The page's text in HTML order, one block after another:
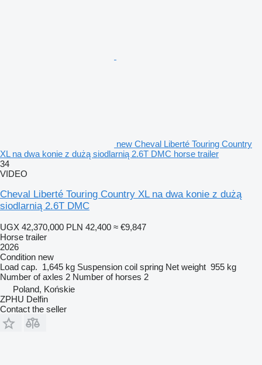
new Cheval Liberté Touring Country
XL na dwa konie z dużą siodlarnią 2.6T DMC horse trailer
34
VIDEO
Cheval Liberté Touring Country XL na dwa konie z dużą
siodlarnią 2.6T DMC
UGX 42,370,000 PLN 42,400 ≈ €9,847
Horse trailer
2026
Condition new
Load cap. 1,645 kg Suspension coil spring Net weight 955 kg
Number of axles 2 Number of horses 2
Poland, Końskie
ZPHU Delfin
Contact the seller